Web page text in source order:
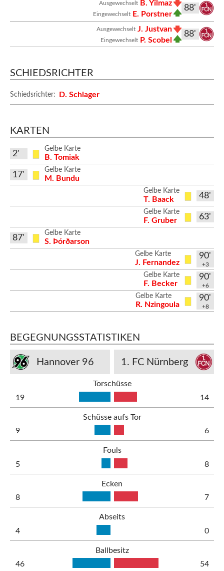
88'
Ausgewechselt B. Yilmaz
Eingewechselt E. Porstner
88'
Ausgewechselt J. Justvan
Eingewechselt P. Scobel
SCHIEDSRICHTER
Schiedsrichter: D. Schlager
KARTEN
Gelbe Karte
B. Tomiak
2'
Gelbe Karte
M. Bundu
17'
48'
Gelbe Karte
T. Baack
63'
Gelbe Karte
F. Gruber
Gelbe Karte
S. Þórðarson
87'
90'
+3
Gelbe Karte
J. Fernandez
90'
+6
Gelbe Karte
F. Becker
90'
+8
Gelbe Karte
R. Nzingoula
BEGEGNUNGSSTATISTIKEN
Hannover 96 1. FC Nürnberg
Torschüsse
19
14
Schüsse aufs Tor
9
6
Fouls
5
8
Ecken
8
7
Abseits
4
0
Ballbesitz
46
54